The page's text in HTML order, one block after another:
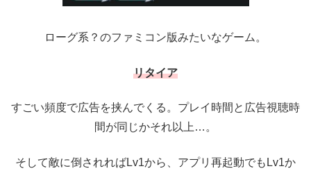
ローグ系？のファミコン版みたいなゲーム。
リタイア
すごい頻度で広告を挟んでくる。プレイ時間と広告視聴時
間が同じかそれ以上…。
そして敵に倒されればLv1から、アプリ再起動でもLv1か